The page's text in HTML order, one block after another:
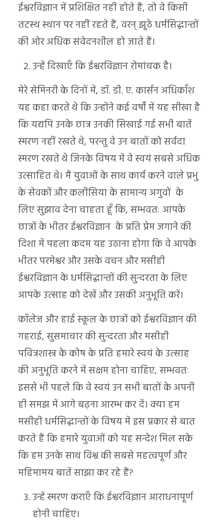
ईश्वरविज्ञान में प्रशिक्षित नहीं होते हैं, तो वे किसी
तटस्थ स्थान पर नहीं रहते हैं, वरन् झूठे धर्मसिद्धान्तों
की ओर अधिक संवेदनशील हो जाते हैं।
उन्हें दिखाएँ कि ईश्वरविज्ञान रोमांचक है।
मेरे सेमिनरी के दिनों में, डॉ. डी. ए. कार्सन अधिकाँश
यह कहा करते थे कि उन्होंने कई वर्षों में यह सीखा है
कि यद्यपि उनके छात्र उनकी सिखाई गई सभी बातें
स्मरण नहीं रखते थे, परन्तु वे उन बातों को सर्वदा
स्मरण रखते थे जिनके विषय में वे स्वयं सबसे अधिक
उत्साहित थे। मैं युवाओं के साथ कार्य करने वाले प्रभु
के सेवकों और कलीसिया के सामान्य अगुवों के
लिए सुझाव देना चाहता हूँ कि, सम्भवतः आपके
छात्रों के भीतर ईश्वरविज्ञान के प्रति प्रेम जगाने की
दिशा में पहला कदम यह उठाना होगा कि वे आपके
भीतर परमेश्वर और उसके वचन और मसीही
ईश्वरविज्ञान के धर्मसिद्धान्तों की सुन्दरता के लिए
आपके उत्साह को देखें और उसकी अनुभूति करें।
कॉलेज और हाई स्कूल के छात्रों को ईश्वरविज्ञान की
गहराई, सुसमाचार की सुन्दरता और मसीही
पवित्रशास्त्र के कोष के प्रति हमारे स्वयं के उत्साह
की अनुभूति करने में सक्षम होना चाहिए, सम्भवतः
इससे भी पहले कि वे स्वयं उन सभी बातों के अपनी
ही समझ में आगे बढ़ना आरम्भ कर दें। क्या हम
मसीही धर्मसिद्धान्तों के विषय में इस प्रकार से बात
करते हैं कि हमारे युवाओं को यह सन्देश मिल सके
कि हम उनके साथ विश्व की सबसे महत्वपूर्ण और
महिमामय बातें साझा कर रहे हैं?
उन्हें स्मरण कराएँ कि ईश्वरविज्ञान आराधनापूर्ण
होनी चाहिए।